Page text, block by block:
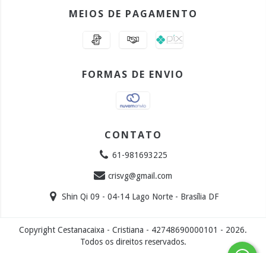
MEIOS DE PAGAMENTO
FORMAS DE ENVIO
CONTATO
61-981693225
crisvg@gmail.com
Shin Qi 09 - 04-14 Lago Norte - Brasília DF
Copyright Cestanacaixa - Cristiana - 42748690000101 - 2026.
Todos os direitos reservados.